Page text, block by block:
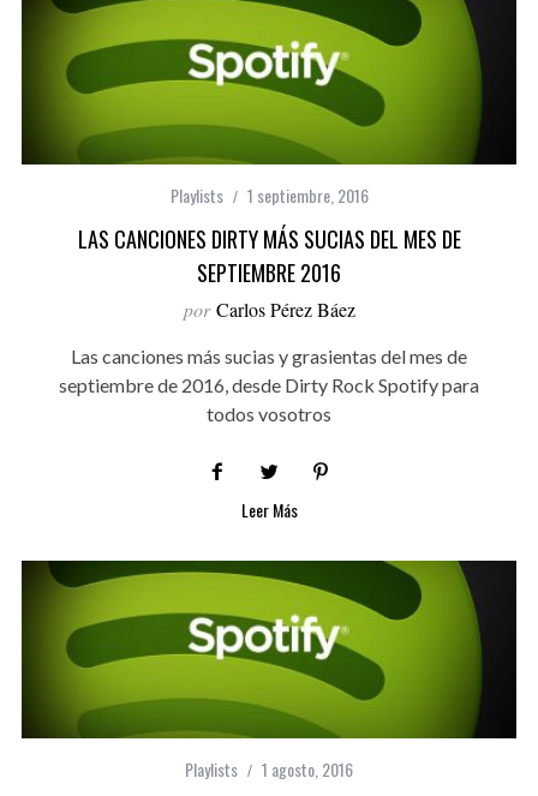
Playlists 1 septiembre, 2016
LAS CANCIONES DIRTY MÁS SUCIAS DEL MES DE
SEPTIEMBRE 2016
por Carlos Pérez Báez
Las canciones más sucias y grasientas del mes de
septiembre de 2016, desde Dirty Rock Spotify para
todos vosotros
Leer Más
Playlists 1 agosto, 2016